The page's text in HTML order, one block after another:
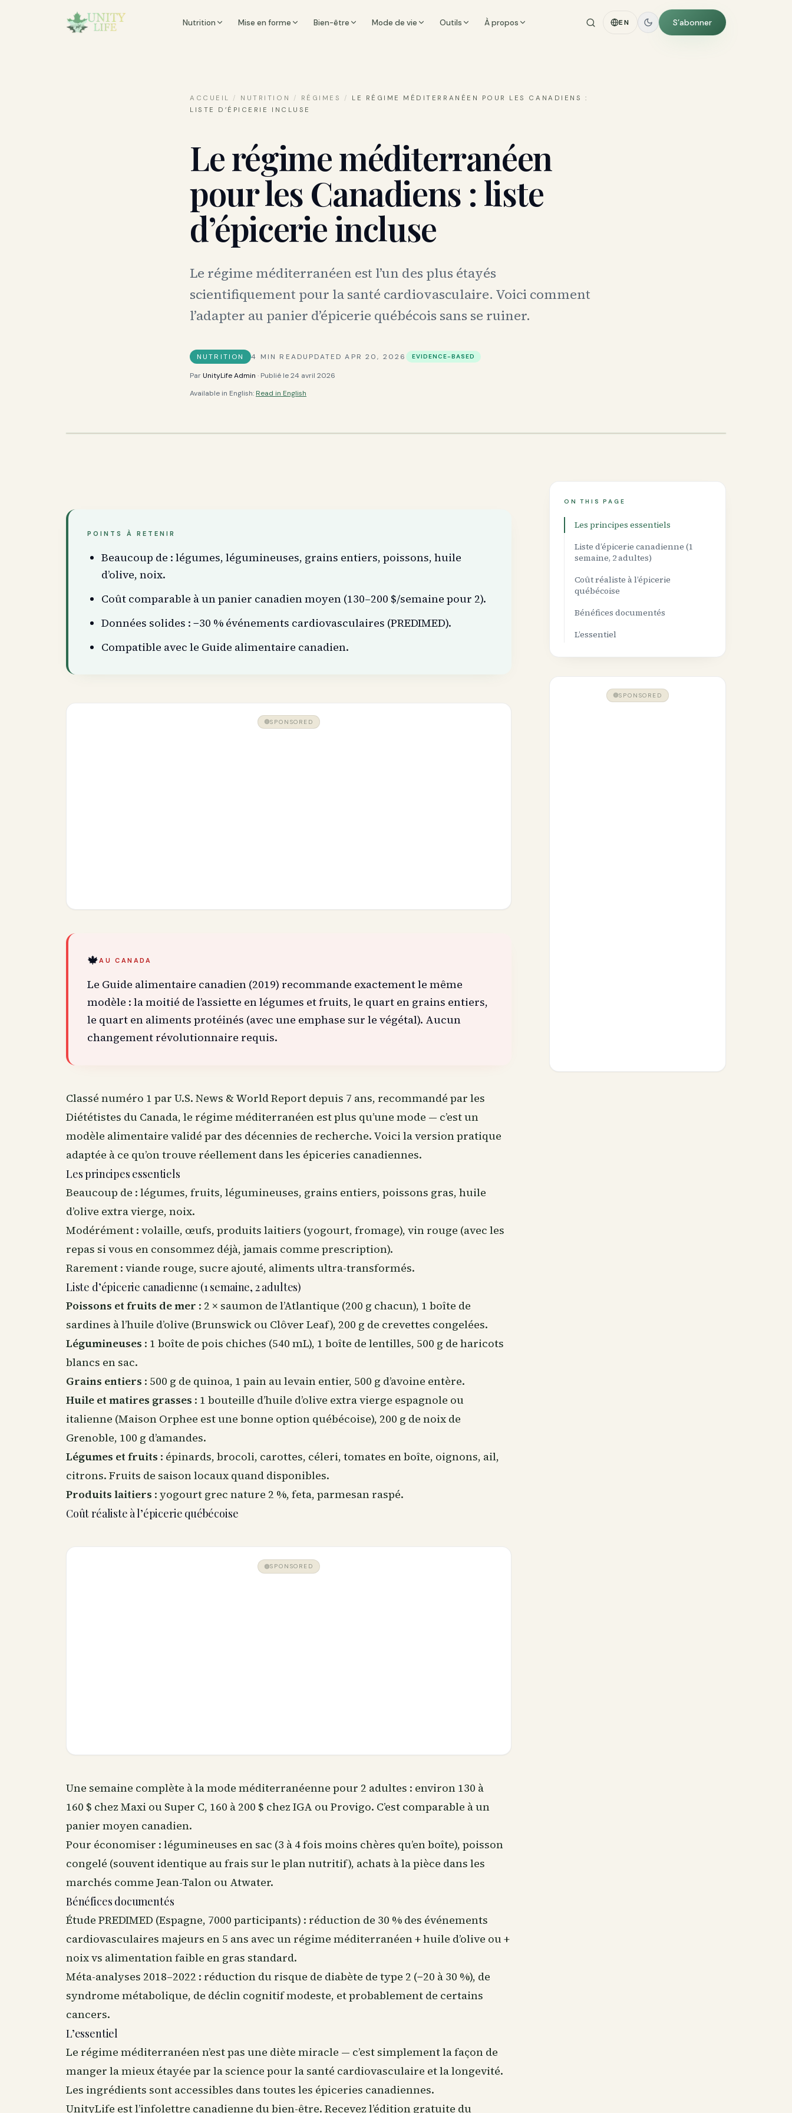
Nutrition Mise en forme Bien-être Mode de vie Outils À propos EN S’abonner
ACCUEIL / NUTRITION / RÉGIMES /
LE RÉGIME MÉDITERRANÉEN POUR LES CANADIENS :
LISTE D’ÉPICERIE INCLUSE
Le régime méditerranéen
pour les Canadiens : liste
d’épicerie incluse
Le régime méditerranéen est l’un des plus étayés
scientifiquement pour la santé cardiovasculaire. Voici comment
l’adapter au panier d’épicerie québécois sans se ruiner.
NUTRITION 4 MIN READUPDATED APR 20, 2026 EVIDENCE-BASED
ParUnityLife Admin · Publié le24 avril 2026
Available in English: Read in English
POINTS À RETENIR
Beaucoup de : légumes, légumineuses, grains entiers, poissons, huile
d’olive, noix.
Coût comparable à un panier canadien moyen (130–200 $/semaine pour 2).
Données solides : −30 % événements cardiovasculaires (PREDIMED).
Compatible avec le Guide alimentaire canadien.
SPONSORED
🍁AU CANADA
Le Guide alimentaire canadien (2019) recommande exactement le même
modèle : la moitié de l’assiette en légumes et fruits, le quart en grains entiers,
le quart en aliments protéinés (avec une emphase sur le végétal). Aucun
changement révolutionnaire requis.
Classé numéro 1 par U.S. News & World Report depuis 7 ans, recommandé par les
Diététistes du Canada, le régime méditerranéen est plus qu’une mode — c’est un
modèle alimentaire validé par des décennies de recherche. Voici la version pratique
adaptée à ce qu’on trouve réellement dans les épiceries canadiennes.
Les principes essentiels
Beaucoup de : légumes, fruits, légumineuses, grains entiers, poissons gras, huile
d’olive extra vierge, noix.
Modérément : volaille, œufs, produits laitiers (yogourt, fromage), vin rouge (avec les
repas si vous en consommez déjà, jamais comme prescription).
Rarement : viande rouge, sucre ajouté, aliments ultra-transformés.
Liste d’épicerie canadienne (1 semaine, 2 adultes)
Poissons et fruits de mer : 2 × saumon de l’Atlantique (200 g chacun), 1 boîte de
sardines à l’huile d’olive (Brunswick ou Clôver Leaf), 200 g de crevettes congelées.
Légumineuses : 1 boîte de pois chiches (540 mL), 1 boîte de lentilles, 500 g de haricots
blancs en sac.
Grains entiers : 500 g de quinoa, 1 pain au levain entier, 500 g d’avoine entère.
Huile et matires grasses : 1 bouteille d’huile d’olive extra vierge espagnole ou
italienne (Maison Orphee est une bonne option québécoise), 200 g de noix de
Grenoble, 100 g d’amandes.
Légumes et fruits : épinards, brocoli, carottes, céleri, tomates en boîte, oignons, ail,
citrons. Fruits de saison locaux quand disponibles.
Produits laitiers : yogourt grec nature 2 %, feta, parmesan raspé.
Coût réaliste à l’épicerie québécoise
SPONSORED
Une semaine complète à la mode méditerranéenne pour 2 adultes : environ 130 à
160 $ chez Maxi ou Super C, 160 à 200 $ chez IGA ou Provigo. C’est comparable à un
panier moyen canadien.
Pour économiser : légumineuses en sac (3 à 4 fois moins chères qu’en boîte), poisson
congelé (souvent identique au frais sur le plan nutritif), achats à la pièce dans les
marchés comme Jean-Talon ou Atwater.
Bénéfices documentés
Étude PREDIMED (Espagne, 7000 participants) : réduction de 30 % des événements
cardiovasculaires majeurs en 5 ans avec un régime méditerranéen + huile d’olive ou +
noix vs alimentation faible en gras standard.
Méta-analyses 2018–2022 : réduction du risque de diabète de type 2 (−20 à 30 %), de
syndrome métabolique, de déclin cognitif modeste, et probablement de certains
cancers.
L’essentiel
Le régime méditerranéen n’est pas une diète miracle — c’est simplement la façon de
manger la mieux étayée par la science pour la santé cardiovasculaire et la longevité.
Les ingrédients sont accessibles dans toutes les épiceries canadiennes.
UnityLife est l’infolettre canadienne dubien-être. Recevez l’édition gratuite du
ON THIS PAGE
Les principes essentiels
Liste d’épicerie canadienne (1
semaine, 2 adultes)
Coût réaliste à l’épicerie
québécoise
Bénéfices documentés
L’essentiel
SPONSORED